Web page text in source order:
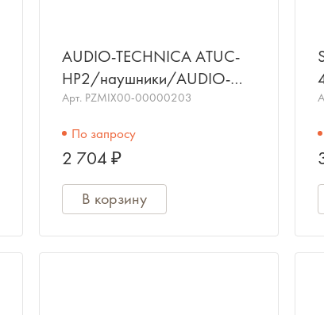
AUDIO-TECHNICA ATUC-
HP2/наушники/AUDIO-
TECHNICA
Арт. PZMIX00-00000203
По запросу
2 704 ₽
В корзину